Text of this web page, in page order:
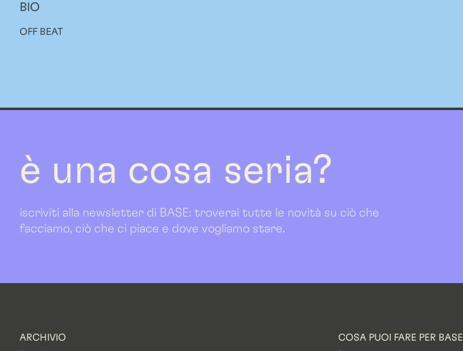
BIO
OFF BEAT
è una cosa seria?
iscriviti alla newsletter di BASE: troverai tutte le novità su ciò che
facciamo, ciò che ci piace e dove vogliamo stare.
ARCHIVIO
COSA PUOI FARE PER BASE